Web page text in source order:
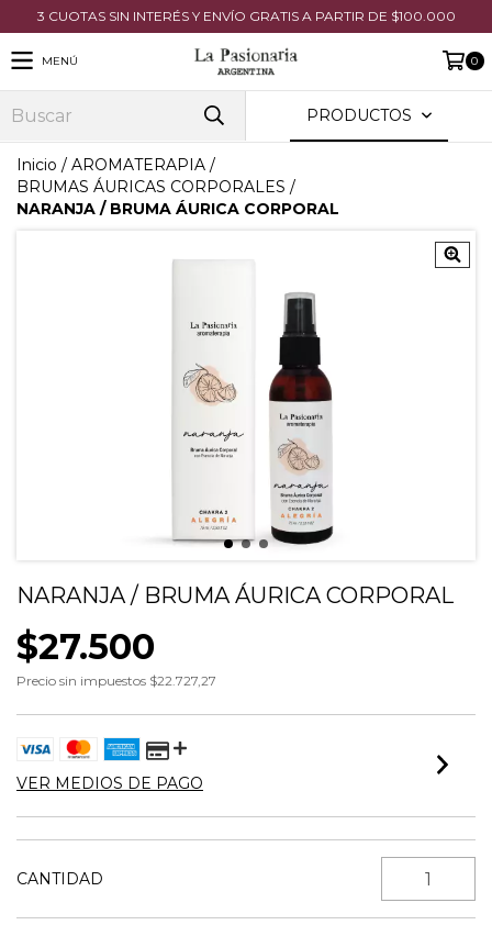
3 CUOTAS SIN INTERÉS Y ENVÍO GRATIS A PARTIR DE $100.000
MENÚ 0
PRODUCTOS
Inicio / AROMATERAPIA /
BRUMAS ÁURICAS CORPORALES /
NARANJA / BRUMA ÁURICA CORPORAL
NARANJA / BRUMA ÁURICA CORPORAL
$27.500
Precio sin impuestos $22.727,27
VER MEDIOS DE PAGO
CANTIDAD